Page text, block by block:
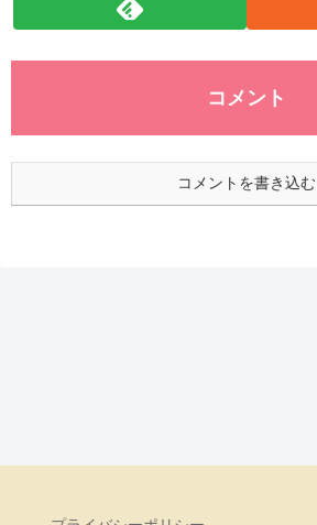
コメント
コメントを書き込む